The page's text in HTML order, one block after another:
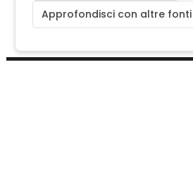
Approfondisci con altre fonti